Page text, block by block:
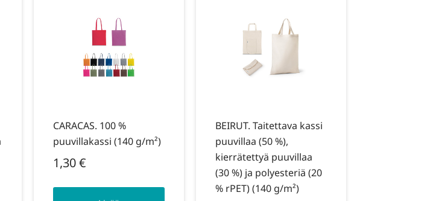
CARACAS. 100 %
puuvillakassi (140 g/m²)
1,30€
BEIRUT. Taitettava kassi
puuvillaa (50 %),
kierrätettyä puuvillaa
(30 %) ja polyesteriä (20
% rPET) (140 g/m²)